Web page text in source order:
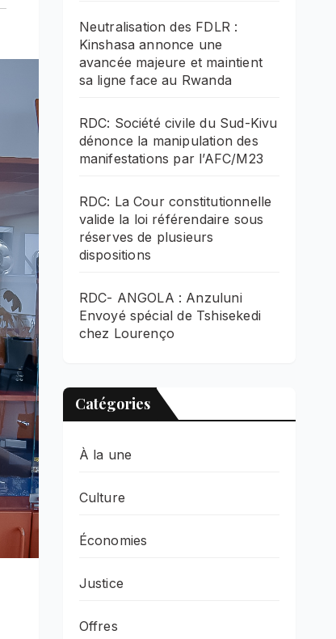
Neutralisation des FDLR :
Kinshasa annonce une
avancée majeure et maintient
sa ligne face au Rwanda
RDC: Société civile du Sud-Kivu
dénonce la manipulation des
manifestations par l’AFC/M23
RDC: La Cour constitutionnelle
valide la loi référendaire sous
réserves de plusieurs
dispositions
RDC- ANGOLA : Anzuluni
Envoyé spécial de Tshisekedi
chez Lourenço
Catégories
À la une
Culture
Économies
Justice
Offres